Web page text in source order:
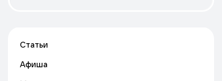
Статьи
Афиша